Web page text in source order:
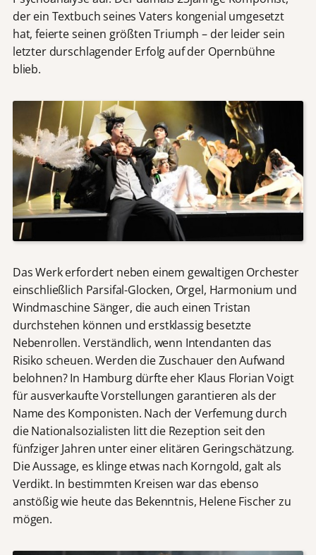
der ein Textbuch seines Vaters kongenial umgesetzt
hat, feierte seinen größten Triumph – der leider sein
letzter durschlagender Erfolg auf der Opernbühne
blieb.
Das Werk erfordert neben einem gewaltigen Orchester
einschließlich Parsifal-Glocken, Orgel, Harmonium und
Windmaschine Sänger, die auch einen Tristan
durchstehen können und erstklassig besetzte
Nebenrollen. Verständlich, wenn Intendanten das
Risiko scheuen. Werden die Zuschauer den Aufwand
belohnen? In Hamburg dürfte eher Klaus Florian Voigt
für ausverkaufte Vorstellungen garantieren als der
Name des Komponisten. Nach der Verfemung durch
die Nationalsozialisten litt die Rezeption seit den
fünfziger Jahren unter einer elitären Geringschätzung.
Die Aussage, es klinge etwas nach Korngold, galt als
Verdikt. In bestimmten Kreisen war das ebenso
anstößig wie heute das Bekenntnis, Helene Fischer zu
mögen.